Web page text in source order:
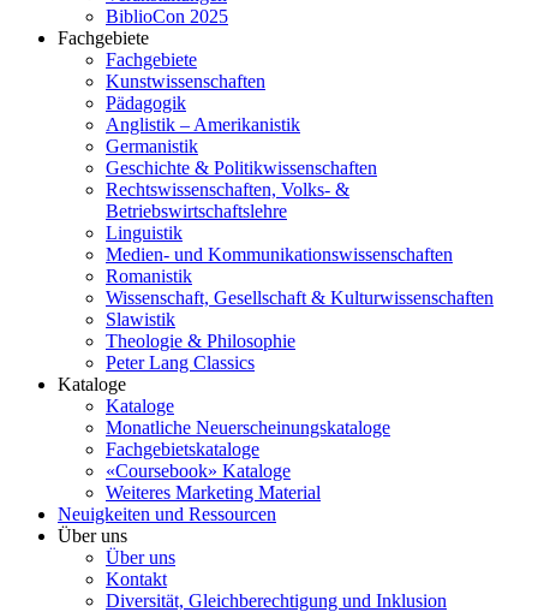
BiblioCon 2025
Fachgebiete
Fachgebiete
Kunstwissenschaften
Pädagogik
Anglistik – Amerikanistik
Germanistik
Geschichte & Politikwissenschaften
Rechtswissenschaften, Volks- &
Betriebswirtschaftslehre
Linguistik
Medien- und Kommunikationswissenschaften
Romanistik
Wissenschaft, Gesellschaft & Kulturwissenschaften
Slawistik
Theologie & Philosophie
Peter Lang Classics
Kataloge
Kataloge
Monatliche Neuerscheinungskataloge
Fachgebietskataloge
«Coursebook» Kataloge
Weiteres Marketing Material
Neuigkeiten und Ressourcen
Über uns
Über uns
Kontakt
Diversität, Gleichberechtigung und Inklusion